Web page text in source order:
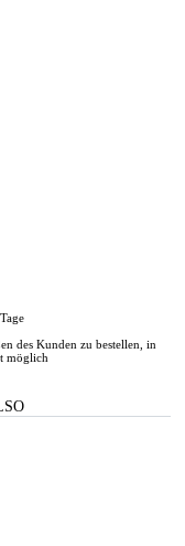
des Kunden zu bestellen, in
möglich